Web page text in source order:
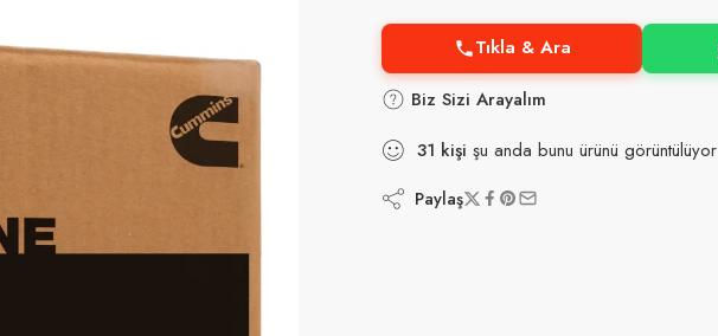
Tıkla & Ara
Biz Sizi Arayalım
31 kişi şu anda bunu ürünü görüntülüyor
Paylaş